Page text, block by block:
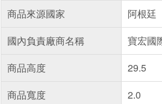
商品來源國家
阿根廷
國內負責廠商名稱
寶宏國
商品高度
29.5
商品寬度
2.0